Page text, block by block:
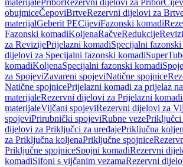
materijalePriborRezervni dijelovi za Pribor
obujmiceČepoviBrtveRezervni dijelovi za
materijalGeberit PECijeviFazonski komadi
Fazonski komadiKoljenaRačveRedukcije
za RevizijePrijelazni komadiSpecijalni
dijelovi za Specijalni fazonski komadi
komadiKoljenaSpecijalni fazonski komadi
za SpojeviZavareni spojeviNatične spojnice
Natične spojnicePrijelazni komadi za prijelaz
materijaleRezervni dijelovi za Prijelazni
materijaleVijčani spojeviRezervni dijelovi za
spojeviPrirubnički spojeviRubne vezePriključci
dijelovi za Priključci za uređajePriključna
za Priključna koljenaPriključne spojnice
Priključne spojniceSpojni komadiRezervni
komadiSifoni s vijčanim vezamaRezervni